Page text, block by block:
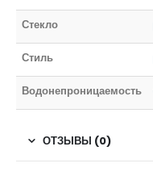
Стекло
Стиль
Водонепроницаемость
ОТЗЫВЫ (0)